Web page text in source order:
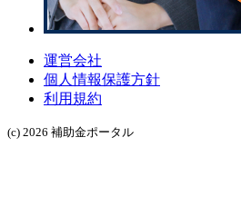
運営会社
個人情報保護方針
利用規約
(c) 2026 補助金ポータル